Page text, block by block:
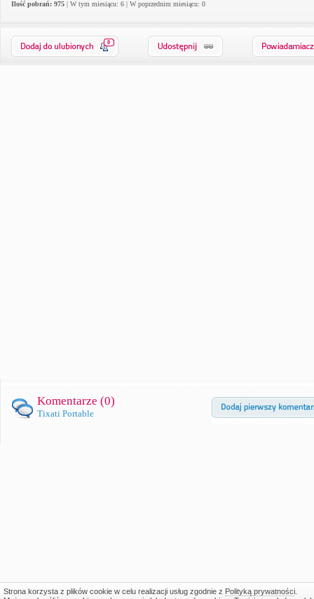
Ilość pobrań: 975 | W tym miesiącu: 6 | W poprzednim miesiącu: 0
0
Komentarze (0)
Tixati Portable
Strona korzysta z plików cookie w celu realizacji usług zgodnie z Polityką prywatności.